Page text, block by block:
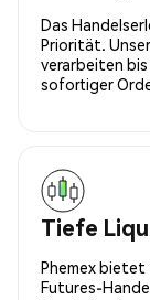
Das
Priorität.
verarbeiten bis
sofortiger
Tiefe
Phemex
Futures-